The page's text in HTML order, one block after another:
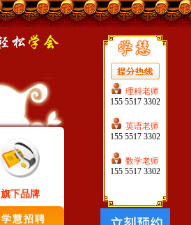
旗下品牌
学慧招聘
理科老师
155 5517 3302
英语老师
155 5517 3302
数学老师
155 5517 3302